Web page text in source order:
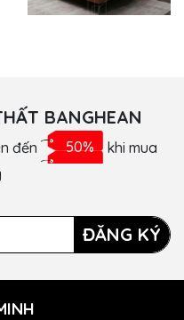
BANGHEAN
đến 50% khi mua
ĐĂNG KÝ